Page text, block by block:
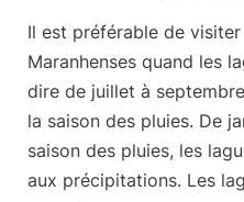
Il est préférable de
Maranhenses quand les
dire de juillet à
la saison des pluies. De
saison des pluies, les
aux précipitations. Les